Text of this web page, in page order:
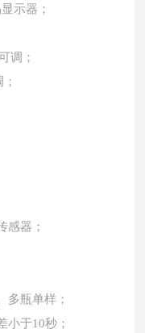
示器；
调；
感器；
多瓶单样；
小于10秒；